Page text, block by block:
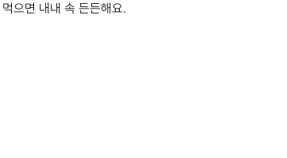
으면 내내 속 든든해요.